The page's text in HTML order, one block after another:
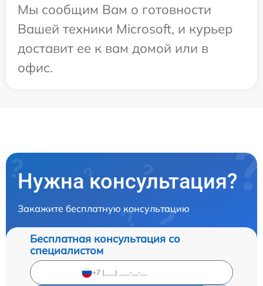
Мы сообщим Вам о готовности
Вашей техники Microsoft, и курьер
доставит ее к вам домой или в
офис.
Нужна консультация?
Закажите бесплатную консультацию
Бесплатная консультация со
специалистом